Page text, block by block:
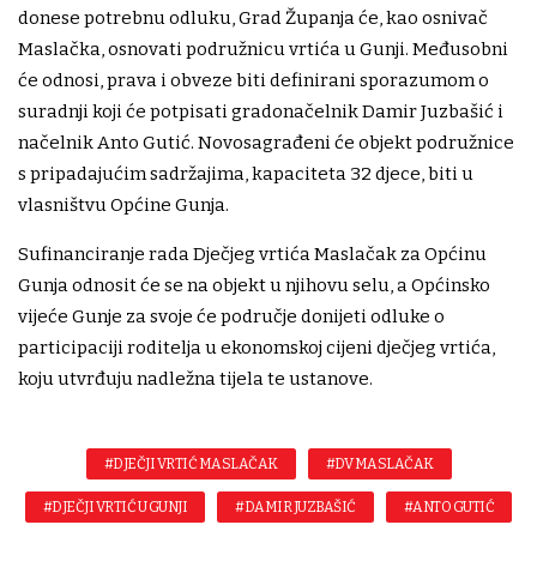
donese potrebnu odluku, Grad Županja će, kao osnivač
Maslačka, osnovati podružnicu vrtića u Gunji. Međusobni
će odnosi, prava i obveze biti definirani sporazumom o
suradnji koji će potpisati gradonačelnik Damir Juzbašić i
načelnik Anto Gutić. Novosagrađeni će objekt podružnice
s pripadajućim sadržajima, kapaciteta 32 djece, biti u
vlasništvu Općine Gunja.
Sufinanciranje rada Dječjeg vrtića Maslačak za Općinu
Gunja odnosit će se na objekt u njihovu selu, a Općinsko
vijeće Gunje za svoje će područje donijeti odluke o
participaciji roditelja u ekonomskoj cijeni dječjeg vrtića,
koju utvrđuju nadležna tijela te ustanove.
#DJEČJI VRTIĆ MASLAČAK #DV MASLAČAK
#DJEČJI VRTIĆ U GUNJI #DAMIR JUZBAŠIĆ #ANTO GUTIĆ